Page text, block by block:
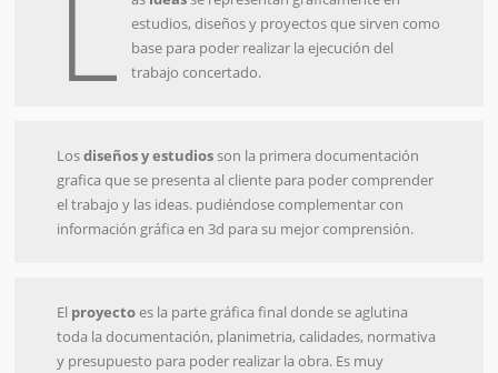
L
estudios, diseños y proyectos que sirven como
base para poder realizar la ejecución del
trabajo concertado.
Losdiseños y estudiosson la primera documentación
grafica que se presenta al cliente para poder comprender
el trabajo y las ideas. pudiéndose complementar con
información gráfica en 3d para su mejor comprensión.
El proyectoes la parte gráfica final donde se aglutina
toda la documentación, planimetria, calidades, normativa
y presupuesto para poder realizar la obra. Es muy